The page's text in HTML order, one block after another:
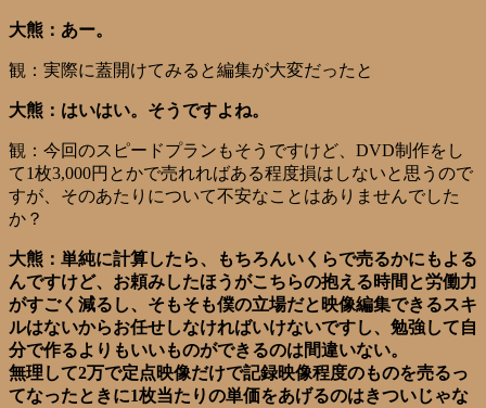
大熊：あー。
観：実際に蓋開けてみると編集が大変だったと
大熊：はいはい。そうですよね。
観：今回のスピードプランもそうですけど、DVD制作をし
て1枚3,000円とかで売れればある程度損はしないと思うので
すが、そのあたりについて不安なことはありませんでした
か？
大熊：単純に計算したら、もちろんいくらで売るかにもよる
んですけど、お頼みしたほうがこちらの抱える時間と労働力
がすごく減るし、そもそも僕の立場だと映像編集できるスキ
ルはないからお任せしなければいけないですし、勉強して自
分で作るよりもいいものができるのは間違いない。
無理して2万で定点映像だけで記録映像程度のものを売るっ
てなったときに1枚当たりの単価をあげるのはきついじゃな